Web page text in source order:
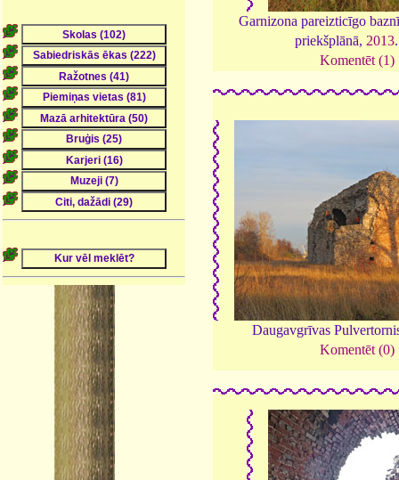
Garnizona pareizticīgo
priekšplānā, 2013
Komentēt (1)
Daugavgrīvas
Komentēt (0)